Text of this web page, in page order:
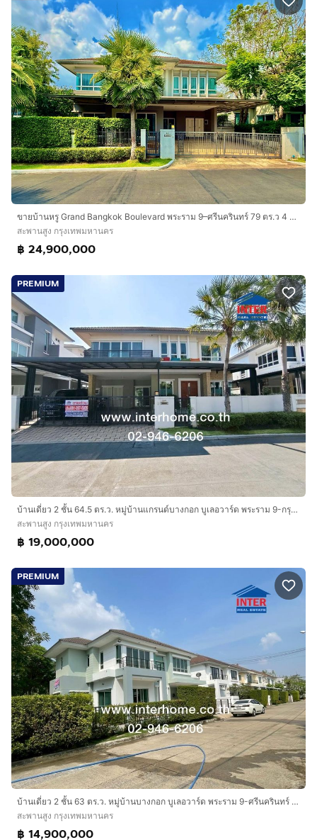
ขายบ้านหรู Grand Bangkok Boulevard พระราม 9–ศรีนครินทร์ 79 ตร.ว 4 นอน 5 น้ำ ห้องมุม 24.9 ลบ.
สะพานสูง กรุงเทพมหานคร
฿ 24,900,000
PREMIUM
บ้านเดี่ยว 2 ชั้น 64.5 ตร.ว. หมู่บ้านแกรนด์บางกอก บูเลอวาร์ด พระราม 9-กรุงเทพกรีฑา ซอยกรุงเทพกรีฑา19 ถนนศรีนครินทร์ ถนนกรุงเทพกรีฑา
สะพานสูง กรุงเทพมหานคร
฿ 19,000,000
PREMIUM
บ้านเดี่ยว 2 ชั้น 63 ตร.ว. หมู่บ้านบางกอก บูเลอวาร์ด พระราม 9-ศรีนครินทร์ ซอยกรุงเทพกรีฑา ถนนสรีนครินทร์ ถนนรามคำแหง เขตสะพานสูง กรุงเทพ
สะพานสูง กรุงเทพมหานคร
฿ 14,900,000